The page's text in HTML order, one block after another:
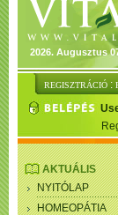
2026. Augusztus
REGISZTRÁCIÓ :
AKTUÁLIS
NYITÓLAP
HOMEOPÁTIA